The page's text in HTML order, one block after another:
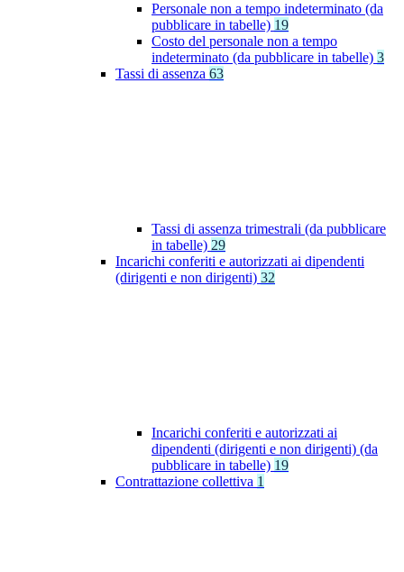
Personale non a tempo indeterminato (da
pubblicare in tabelle) 19
Costo del personale non a tempo
indeterminato (da pubblicare in tabelle) 3
Tassi di assenza 63
Tassi di assenza trimestrali (da pubblicare
in tabelle) 29
Incarichi conferiti e autorizzati ai dipendenti
(dirigenti e non dirigenti) 32
Incarichi conferiti e autorizzati ai
dipendenti (dirigenti e non dirigenti) (da
pubblicare in tabelle) 19
Contrattazione collettiva 1